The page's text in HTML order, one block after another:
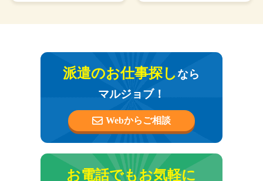
派遣のお仕事探しなら
マルジョブ！
Webからご相談
お電話でもお気軽に